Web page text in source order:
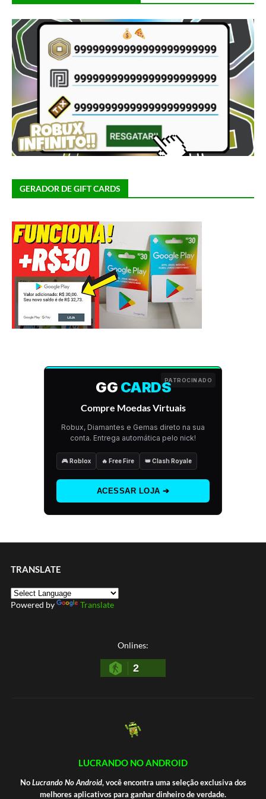
GERADOR DE GIFT CARDS
PATROCINADO
GG CARDS
Compre Moedas Virtuais
Robux, Diamantes e Gemas direto na sua
conta. Entrega automática pelo nick!
🎮 Roblox 🔥 Free Fire 👑 Clash Royale
ACESSAR LOJA ➔
TRANSLATE
Powered by Translate
Onlines:
2
LUCRANDO NO ANDROID
NoLucrando No Android, você encontra uma seleção exclusiva dos
melhores aplicativos para ganhar dinheiro de verdade.